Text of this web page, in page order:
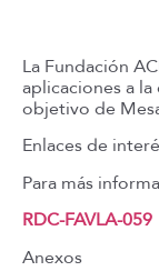
La Fundación
aplicaciones a
objetivo de
Enlaces de
Para más
RDC-FAVLA-059
Anexos